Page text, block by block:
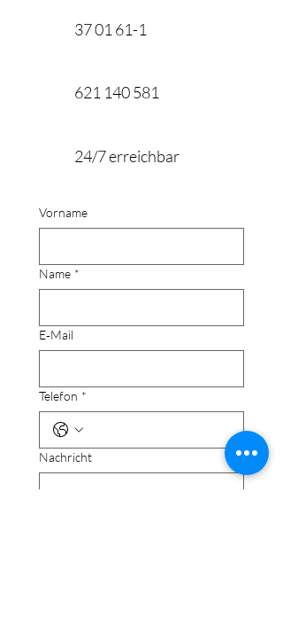
37 01 61-1
621 140 581
24/7 erreichbar
Vorname
Name *
E‑Mail
Telefon *
Nachricht